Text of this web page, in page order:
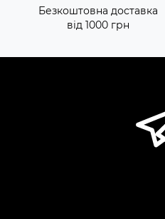
Безкоштовна доставка
від 1000 грн